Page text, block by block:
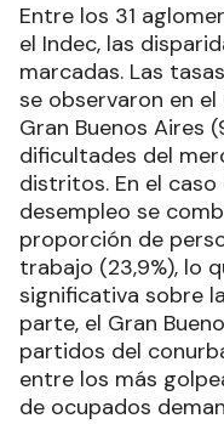
Entre los 31
el Indec, las
marcadas. Las
se observaron en el
Gran Buenos Aires
dificultades del
distritos. En el caso
desempleo se
proporción de
trabajo (23,9%), lo
significativa sobre
parte, el Gran
partidos del
entre los más
de ocupados